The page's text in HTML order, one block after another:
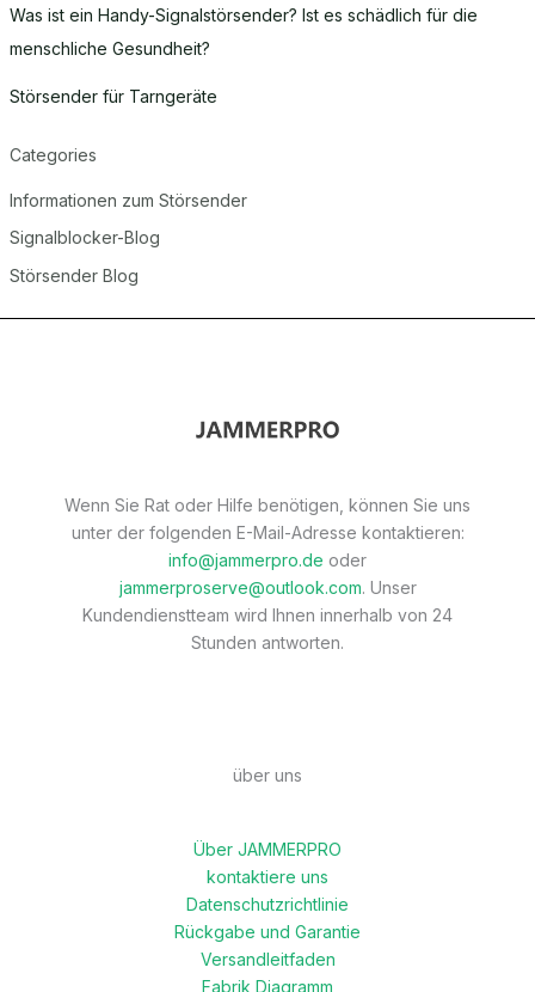
Was ist ein Handy-Signalstörsender? Ist es schädlich für die
menschliche Gesundheit?
Störsender für Tarngeräte
Categories
Informationen zum Störsender
Signalblocker-Blog
Störsender Blog
Wenn Sie Rat oder Hilfe benötigen, können Sie uns
unter der folgenden E-Mail-Adresse kontaktieren:
info@jammerpro.de oder
jammerproserve@outlook.com. Unser
Kundendienstteam wird Ihnen innerhalb von 24
Stunden antworten.
über uns
Über JAMMERPRO
kontaktiere uns
Datenschutzrichtlinie
Rückgabe und Garantie
Versandleitfaden
Fabrik Diagramm